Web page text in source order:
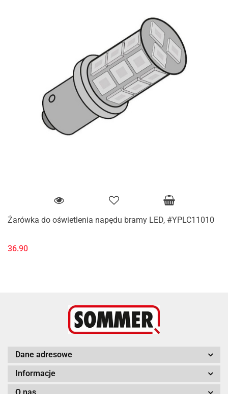
Żarówka do oświetlenia napędu bramy LED, #YPLC11010
36.90
Dane adresowe
Informacje